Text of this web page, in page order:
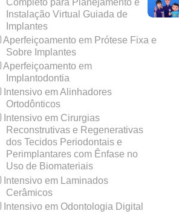
Instalação Virtual Guiada de
Implantes
Aperfeiçoamento em Prótese Fixa e
Sobre Implantes
Aperfeiçoamento em
Implantodontia
Intensivo em Alinhadores
Ortodônticos
Intensivo em Cirurgias
Reconstrutivas e Regenerativas
dos Tecidos Periodontais e
Perimplantares com Ênfase no
Uso de Biomateriais
Intensivo em Laminados
Cerâmicos
Intensivo em Odontologia Digital